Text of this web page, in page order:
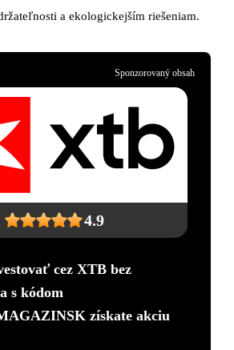
a ekologickejším riešeniam.
4.9
cez XTB bez
s kódom
získate akciu
Sponzorovaný obsah